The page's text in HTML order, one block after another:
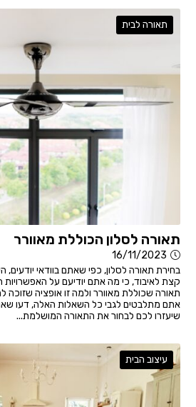
תאורה לבית
תאורה לסלון הכוללת מאוורר
16/11/2023
בחירת תאורה לסלון, כפי שאתם בוודאי יודעים,
קצת לאיבוד, כי מה אתם יודיעם על האפשרויות
תאורה שכוללת מאוורר ולמה זו אופציה
אתם מתלבטים לגבי כל השאלות האלה, דעו
שיעזרו לכם לבחור את התאורה המושלמת...
עיצוב הבית